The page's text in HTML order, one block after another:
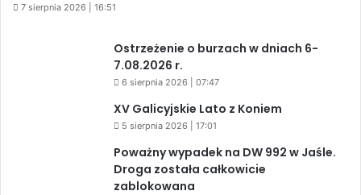
7 sierpnia 2026 | 16:51
Ostrzeżenie o burzach w dniach 6-
7.08.2026 r.
6 sierpnia 2026 | 07:47
XV Galicyjskie Lato z Koniem
5 sierpnia 2026 | 17:01
Poważny wypadek na DW 992 w Jaśle.
Droga została całkowicie
zablokowana